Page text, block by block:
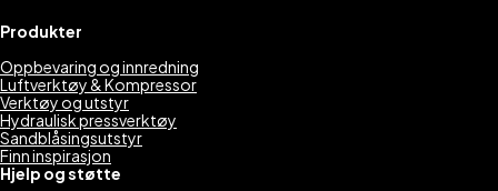
Produkter
Oppbevaring og innredning
Luftverktøy & Kompressor
Verktøy og utstyr
Hydraulisk pressverktøy
Sandblåsingsutstyr
Finn inspirasjon
Hjelp og støtte